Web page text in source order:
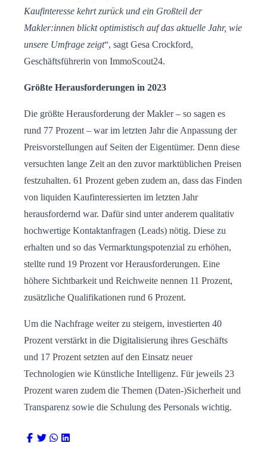
Kaufinteresse kehrt zurück und ein Großteil der
Makler:innen blickt optimistisch auf das aktuelle Jahr, wie
unsere Umfrage zeigt“, sagt Gesa Crockford,
Geschäftsführerin von ImmoScout24.
Größte Herausforderungen in 2023
Die größte Herausforderung der Makler – so sagen es
rund 77 Prozent – war im letzten Jahr die Anpassung der
Preisvorstellungen auf Seiten der Eigentümer. Denn diese
versuchten lange Zeit an den zuvor marktüblichen Preisen
festzuhalten. 61 Prozent geben zudem an, dass das Finden
von liquiden Kaufinteressierten im letzten Jahr
herausfordernd war. Dafür sind unter anderem qualitativ
hochwertige Kontaktanfragen (Leads) nötig. Diese zu
erhalten und so das Vermarktungspotenzial zu erhöhen,
stellte rund 19 Prozent vor Herausforderungen. Eine
höhere Sichtbarkeit und Reichweite nennen 11 Prozent,
zusätzliche Qualifikationen rund 6 Prozent.
Um die Nachfrage weiter zu steigern, investierten 40
Prozent verstärkt in die Digitalisierung ihres Geschäfts
und 17 Prozent setzten auf den Einsatz neuer
Technologien wie Künstliche Intelligenz. Für jeweils 23
Prozent waren zudem die Themen (Daten-)Sicherheit und
Transparenz sowie die Schulung des Personals wichtig.